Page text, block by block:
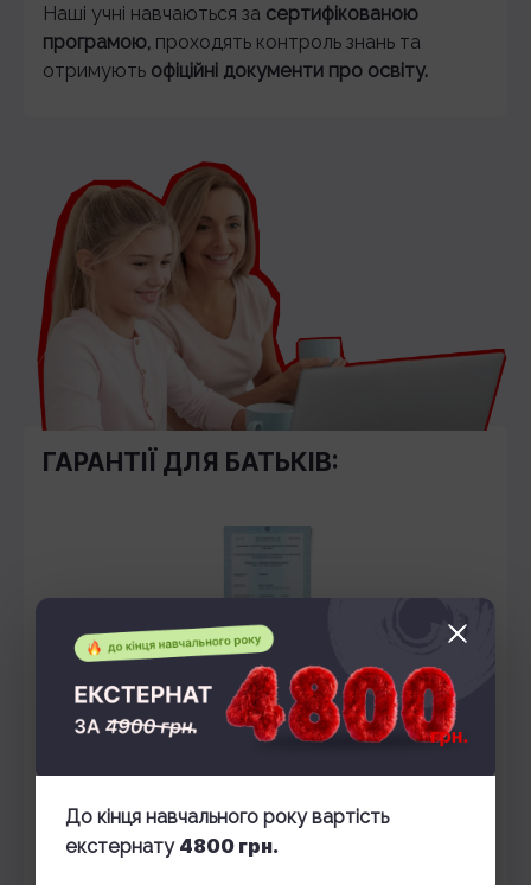
До кінця навчального року вартість
екстернату 4800 грн.
Наші учні навчаються за сертифікованою
програмою, проходять контроль знань та
отримують офіційні документи про освіту.
ГАРАНТІЇ ДЛЯ БАТЬКІВ:
Ліцензована освітня програма
Навчання відповідає
державним стандартам